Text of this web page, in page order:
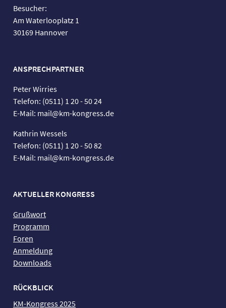
Besucher:
Am Waterlooplatz 1
30169 Hannover
ANSPRECHPARTNER
Peter Wirries
Telefon: (0511) 1 20 - 50 24
E-Mail: mail@km-kongress.de
Kathrin Wessels
Telefon: (0511) 1 20 - 50 82
E-Mail: mail@km-kongress.de
AKTUELLER KONGRESS
Grußwort
Programm
Foren
Anmeldung
Downloads
RÜCKBLICK
KM-Kongress 2025